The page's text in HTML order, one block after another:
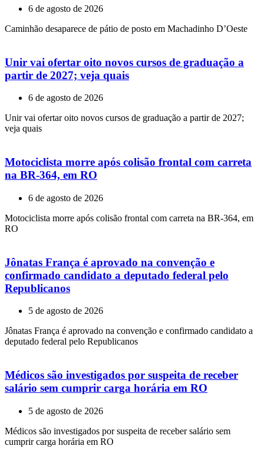
6 de agosto de 2026
Caminhão desaparece de pátio de posto em Machadinho D’Oeste
Unir vai ofertar oito novos cursos de graduação a
partir de 2027; veja quais
6 de agosto de 2026
Unir vai ofertar oito novos cursos de graduação a partir de 2027;
veja quais
Motociclista morre após colisão frontal com carreta
na BR-364, em RO
6 de agosto de 2026
Motociclista morre após colisão frontal com carreta na BR-364, em
RO
Jônatas França é aprovado na convenção e
confirmado candidato a deputado federal pelo
Republicanos
5 de agosto de 2026
Jônatas França é aprovado na convenção e confirmado candidato a
deputado federal pelo Republicanos
Médicos são investigados por suspeita de receber
salário sem cumprir carga horária em RO
5 de agosto de 2026
Médicos são investigados por suspeita de receber salário sem
cumprir carga horária em RO